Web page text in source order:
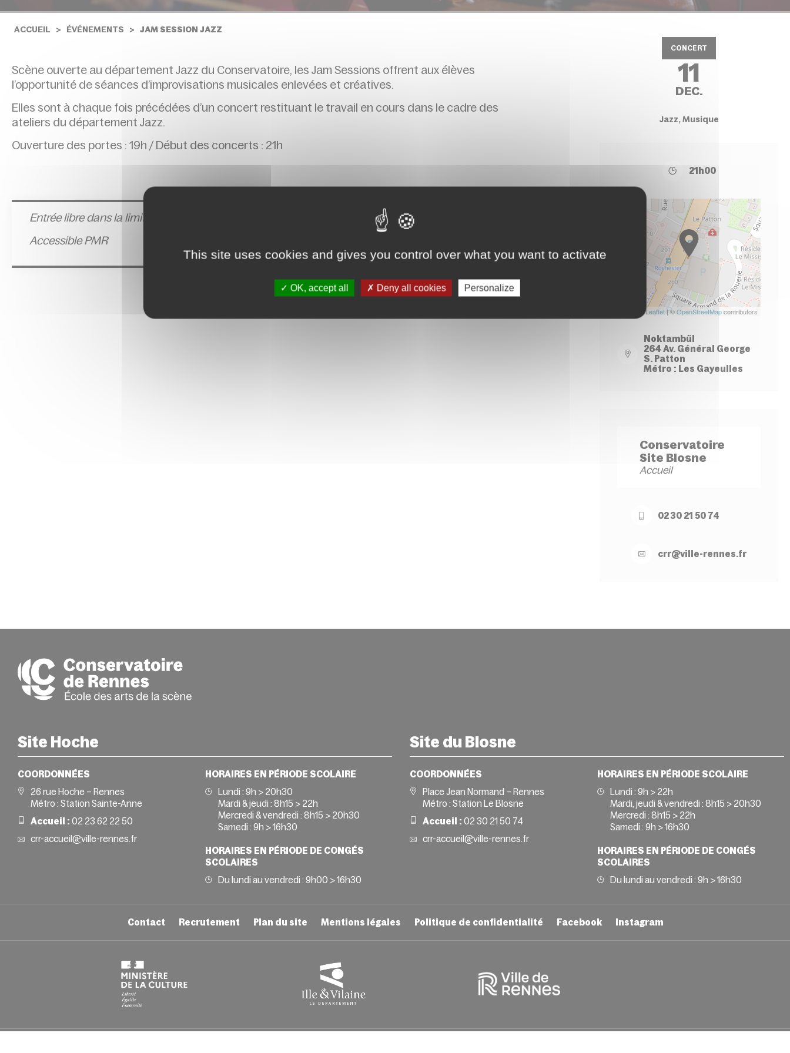
ACCUEIL ÉVÉNEMENTS JAM SESSION JAZZ
Scène ouverte au département Jazz du Conservatoire, les Jam Sessions offrent aux élèves
l’opportunité de séances d’improvisations musicales enlevées et créatives.
Elles sont à chaque fois précédées d’un concert restituant le travail en cours dans le cadre des
ateliers du département Jazz.
Ouverture des portes : 19h / Début des concerts : 21h
Entrée libre dans la limite des places disponibles
Accessible PMR
CONCERT
11
DEC.
Jazz, Musique
21h00
Leaflet| ©OpenStreetMapcontributors
Noktambül
264 Av. Général George
S. Patton
Métro : Les Gayeulles
Conservatoire
Site Blosne
Accueil
02 30 21 50 74
crr@ville-rennes.fr
Site Hoche
COORDONNÉES
26 rue Hoche – Rennes
Métro : Station Sainte-Anne
Accueil : 02 23 62 22 50
crr-accueil@ville-rennes.fr
HORAIRES EN PÉRIODE SCOLAIRE
Lundi : 9h > 20h30
Mardi & jeudi : 8h15 > 22h
Mercredi & vendredi : 8h15 > 20h30
Samedi : 9h > 16h30
HORAIRES EN PÉRIODE DE CONGÉS
SCOLAIRES
Du lundi au vendredi : 9h00 > 16h30
Site du Blosne
COORDONNÉES
Place Jean Normand – Rennes
Métro : Station Le Blosne
Accueil : 02 30 21 50 74
crr-accueil@ville-rennes.fr
HORAIRES EN PÉRIODE SCOLAIRE
Lundi : 9h > 22h
Mardi, jeudi & vendredi : 8h15 > 20h30
Mercredi : 8h15 > 22h
Samedi : 9h > 16h30
HORAIRES EN PÉRIODE DE CONGÉS
SCOLAIRES
Du lundi au vendredi : 9h > 16h30
Contact Recrutement Plan du site Mentions légales Politique de confidentialité Facebook Instagram
This site uses cookies and gives you control over what you want to activate
OK, accept all Deny all cookies Personalize